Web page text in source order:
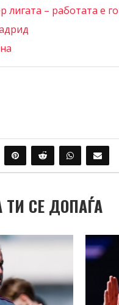
– работата е
СЕ ДОПАЃА